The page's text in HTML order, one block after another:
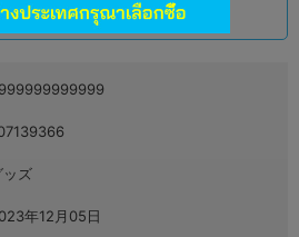
円 税込
ッズ
年12月05日